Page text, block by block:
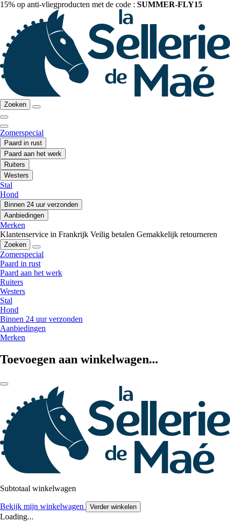
15% op anti-vliegproducten met de code : SUMMER-FLY15
Zoeken
Zomerspecial
Paard in rust
Paard aan het werk
Ruiters
Westers
Stal
Hond
Binnen 24 uur verzonden
Aanbiedingen
Merken
Klantenservice in Frankrijk Veilig betalen Gemakkelijk retourneren
Zoeken
Zomerspecial
Paard in rust
Paard aan het werk
Ruiters
Westers
Stal
Hond
Binnen 24 uur verzonden
Aanbiedingen
Merken
Toevoegen aan winkelwagen...
Subtotaal winkelwagen
Bekijk mijn winkelwagen Verder winkelen
Loading...